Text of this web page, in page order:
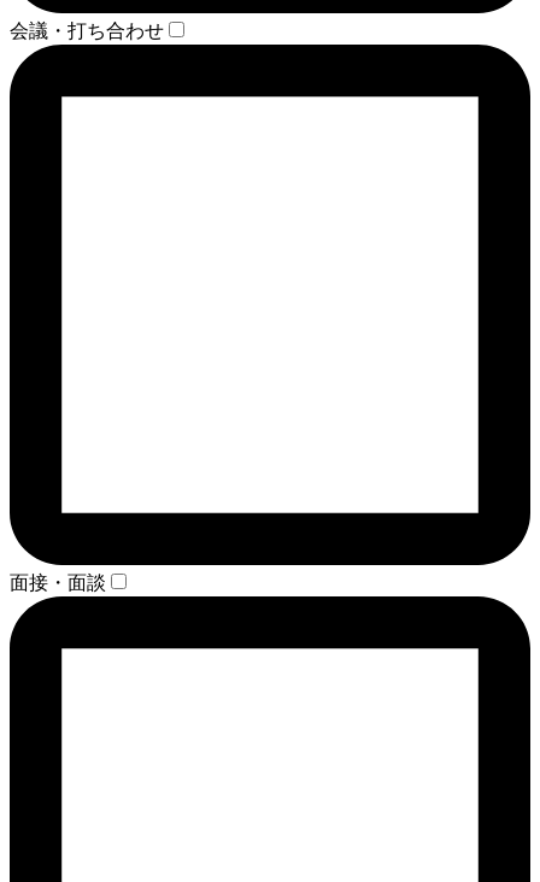
会議・打ち合わせ
面接・面談